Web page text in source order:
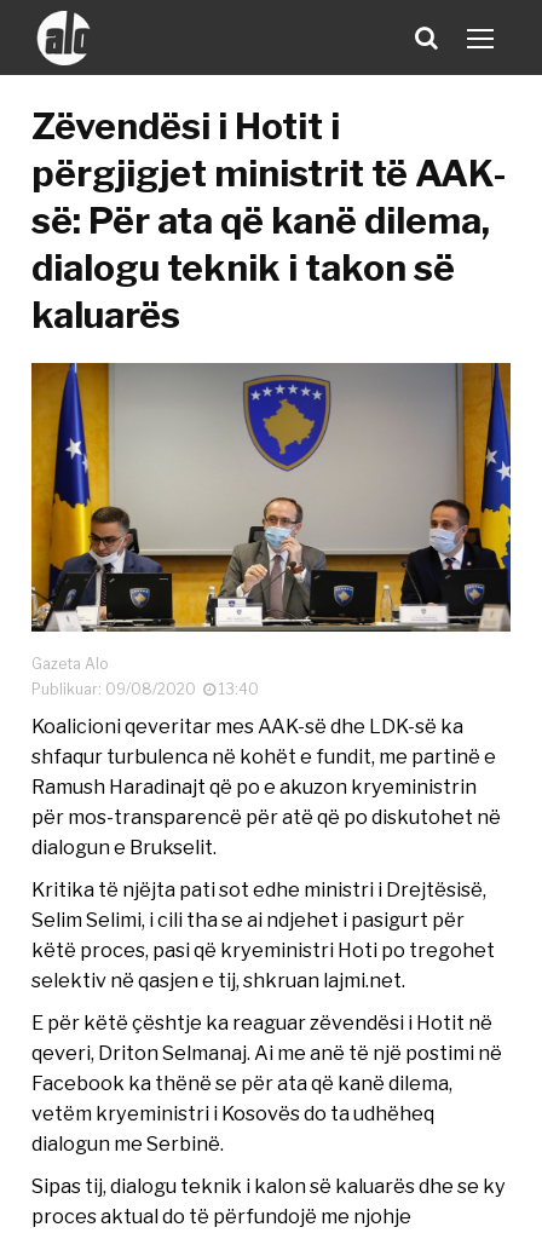
Zëvendësi i Hotit i
përgjigjet ministrit të AAK-
së: Për ata që kanë dilema,
dialogu teknik i takon së
kaluarës
Gazeta Alo
Publikuar: 09/08/2020
13:40
Koalicioni qeveritar mes AAK-së dhe LDK-së ka
shfaqur turbulenca në kohët e fundit, me partinë e
Ramush Haradinajt që po e akuzon kryeministrin
për mos-transparencë për atë që po diskutohet në
dialogun e Brukselit.
Kritika të njëjta pati sot edhe ministri i Drejtësisë,
Selim Selimi, i cili tha se ai ndjehet i pasigurt për
këtë proces, pasi që kryeministri Hoti po tregohet
selektiv në qasjen e tij, shkruan lajmi.net.
E për këtë çështje ka reaguar zëvendësi i Hotit në
qeveri, Driton Selmanaj. Ai me anë të një postimi në
Facebook ka thënë se për ata që kanë dilema,
vetëm kryeministri i Kosovës do ta udhëheq
dialogun me Serbinë.
Sipas tij, dialogu teknik i kalon së kaluarës dhe se ky
proces aktual do të përfundojë me njohje